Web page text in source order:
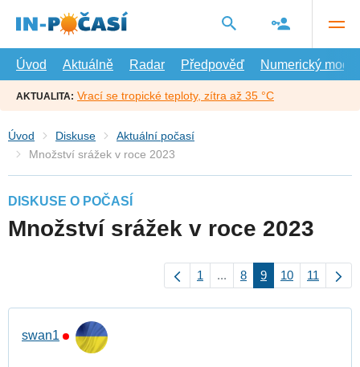
hlavní
Úvod
Aktuálně Radar Předpověď Numerický model
AKTUALITA: Vrací se tropické teploty, zítra až 35 °C
Úvod Diskuse
Aktuální počasí
Množství srážek v roce 2023
DISKUSE O POČASÍ
Množství srážek v roce 2023
1 ... 8 9 10 11
swan1